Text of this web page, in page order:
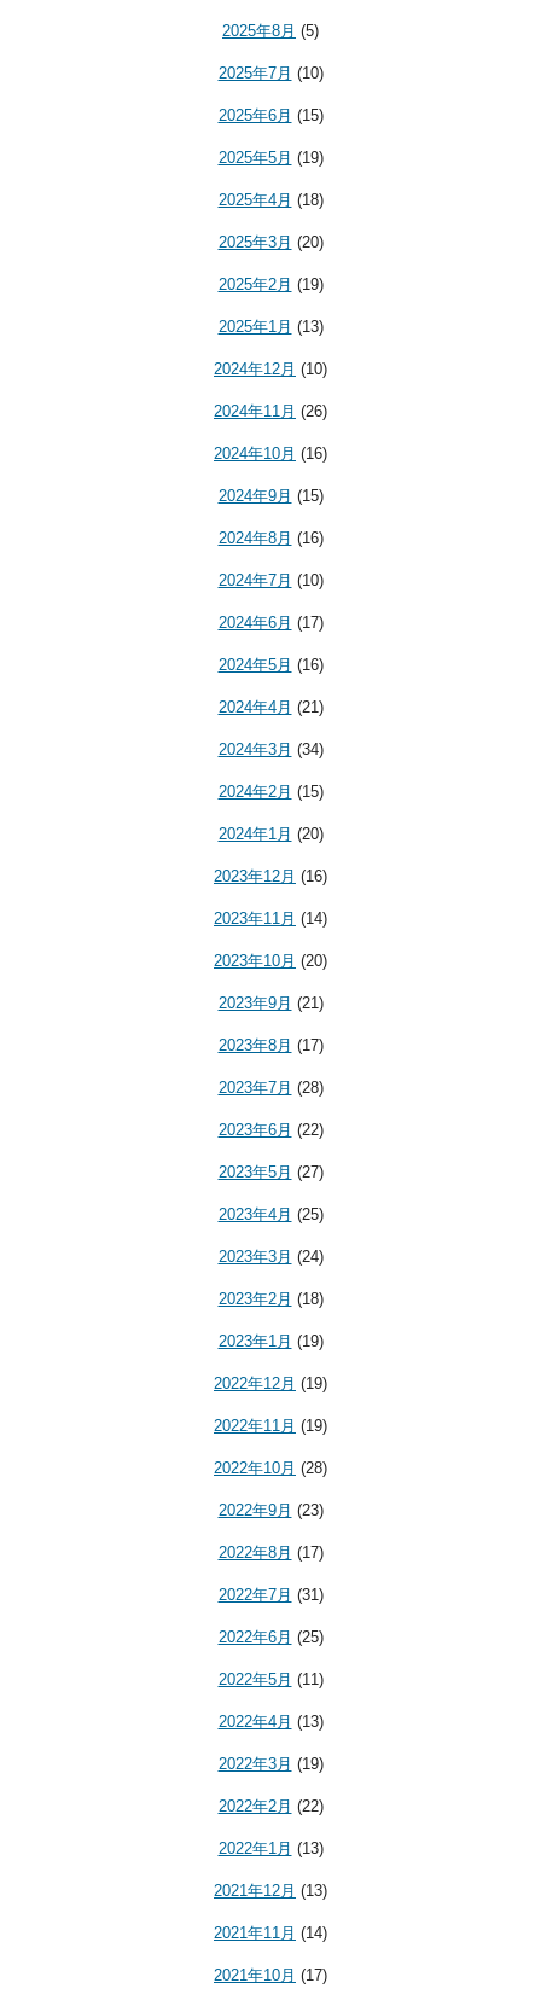
2025年8月 (5)
2025年7月 (10)
2025年6月 (15)
2025年5月 (19)
2025年4月 (18)
2025年3月 (20)
2025年2月 (19)
2025年1月 (13)
2024年12月 (10)
2024年11月 (26)
2024年10月 (16)
2024年9月 (15)
2024年8月 (16)
2024年7月 (10)
2024年6月 (17)
2024年5月 (16)
2024年4月 (21)
2024年3月 (34)
2024年2月 (15)
2024年1月 (20)
2023年12月 (16)
2023年11月 (14)
2023年10月 (20)
2023年9月 (21)
2023年8月 (17)
2023年7月 (28)
2023年6月 (22)
2023年5月 (27)
2023年4月 (25)
2023年3月 (24)
2023年2月 (18)
2023年1月 (19)
2022年12月 (19)
2022年11月 (19)
2022年10月 (28)
2022年9月 (23)
2022年8月 (17)
2022年7月 (31)
2022年6月 (25)
2022年5月 (11)
2022年4月 (13)
2022年3月 (19)
2022年2月 (22)
2022年1月 (13)
2021年12月 (13)
2021年11月 (14)
2021年10月 (17)